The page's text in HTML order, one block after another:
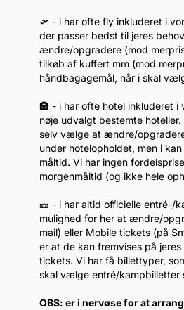
🛫 - i har ofte fly inkluderet i
der passer bedst til jeres
ændre/opgradere (mod
tilkøb af kuffert mm (mod
håndbagagemål, når i skal
🏣 - i har ofte hotel inkluderet
nøje udvalgt bestemte
selv vælge at ændre/
under hotelopholdet, men i
måltid. Vi har ingen
morgenmåltid (og ikke hele
🎫 - i har altid officielle entré-/
mulighed for her at ændre/
mail) eller Mobile tickets (på
er at de kan fremvises på
tickets. Vi har få billettyper,
skal vælge entré/kampbilletter
OBS: er i nervøse for at